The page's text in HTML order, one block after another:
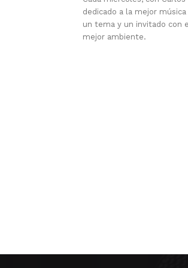
dedicado a la mejor
un tema y un invitado con
mejor ambiente.